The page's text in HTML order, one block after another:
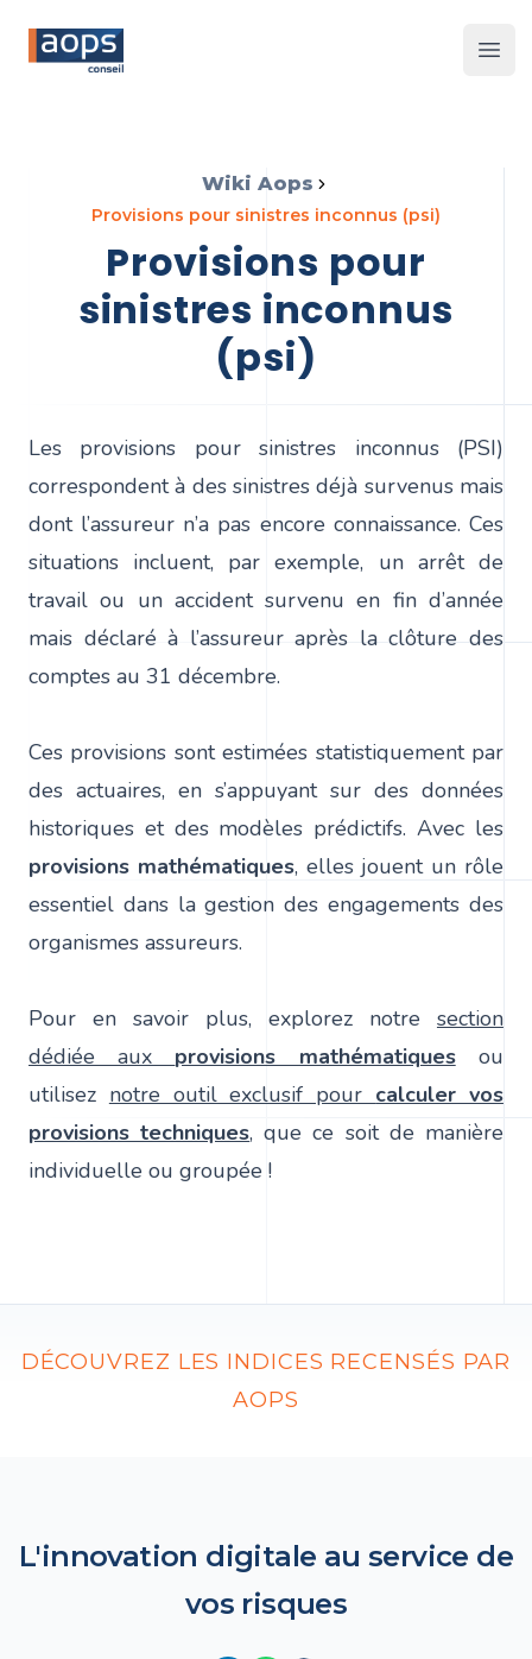
Les
Wiki Aops
provisions pour sinistres inconnus (psi)
provisions pour
sinistres inconnus
(psi)
Les provisions pour sinistres inconnus (PSI)
correspondent à des sinistres déjà survenus mais
dont l’assureur n’a pas encore connaissance. Ces
situations incluent, par exemple, un arrêt de
travail ou un accident survenu en fin d’année
mais déclaré à l’assureur après la clôture des
comptes au 31 décembre.
Ces provisions sont estimées statistiquement par
des actuaires, en s’appuyant sur des données
historiques et des modèles prédictifs. Avec les
provisions mathématiques, elles jouent un rôle
essentiel dans la gestion des engagements des
organismes assureurs.
Pour en savoir plus, explorez notre section
dédiée aux provisions mathématiquesou
utilisez notre outil exclusif pour calculer vos
provisions techniques, que ce soit de manière
individuelle ou groupée !
DÉCOUVREZ LES INDICES RECENSÉS PAR
AOPS
L'innovation digitale au service de
vos risques